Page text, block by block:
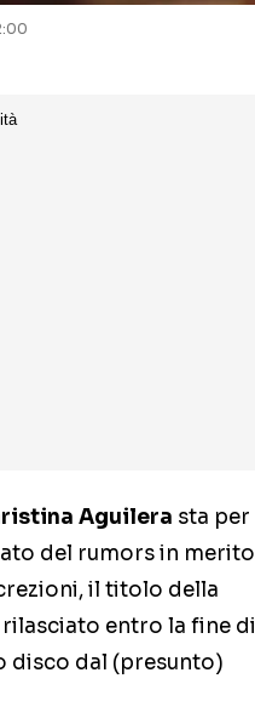
Aguilera sta per
del rumors in merito
il titolo della
rilasciato entro la fine di
disco dal (presunto)